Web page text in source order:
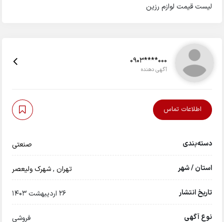
لیست قیمت لوازم رزین
0903****000
آگهی دهنده
اطلاعات تماس
دسته‌بندی صنعتی
استان / شهر تهران,شهرک ولیعصر
تاریخ انتشار 26 اردیبهشت 1403
نوع آگهی فروشی